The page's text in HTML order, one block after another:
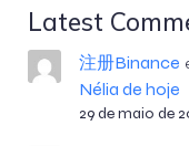
Latest
注册Binance
Nélia de hoje
29 de maio de